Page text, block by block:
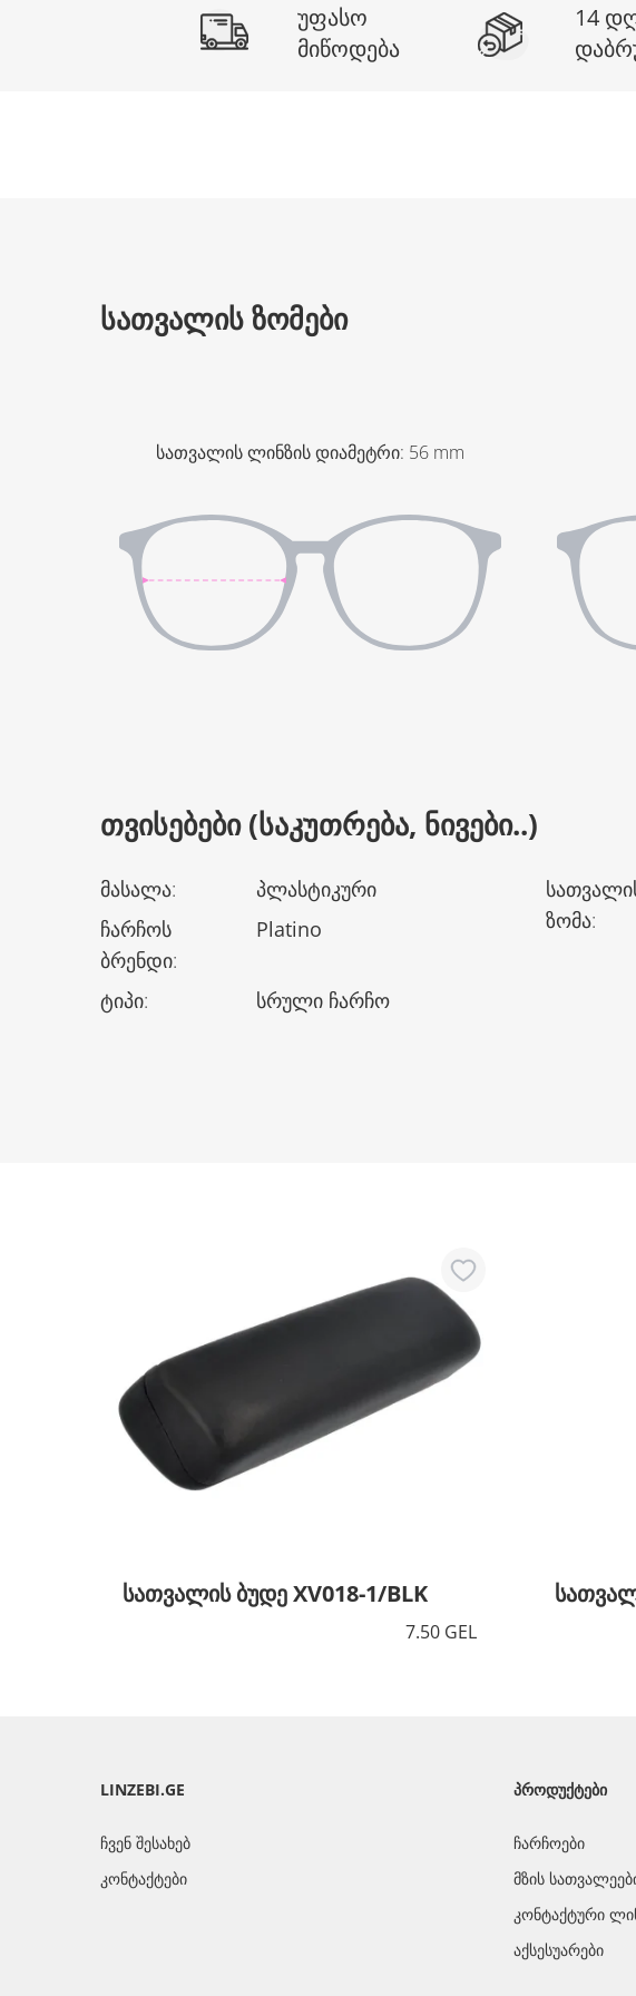
უფასო
მიწოდება
14
ᲡᲐᲗᲕᲐᲚᲘᲡ ᲖᲝᲛᲔᲑᲘ
სათვალის ლინზის დიამეტრი: 56 mm
ᲗᲕᲘᲡᲔᲑᲔᲑᲘ (ᲡᲐᲙᲣᲗᲠᲔᲑᲐ, ᲜᲘᲕᲔᲑᲘ..)
მასალა:
პლასტიკური
ჩარჩოს
ბრენდი:
Platino
ტიპი: სრული ჩარჩო
ზომა:
სათვალის ბუდე XV018-1/BLK
7.50 GEL
LINZEBI.GE
ჩვენ შესახებ
კონტაქტები
ᲞᲠᲝᲓᲣᲥᲢᲔᲑᲘ
ჩარჩოები
მზის
კონტაქტური
აქსესუარები